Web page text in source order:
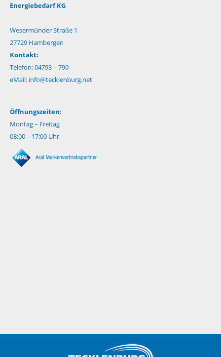
Energiebedarf KG
Wesermünder Straße 1
27729 Hambergen
Kontakt:
Telefon: 04793 – 790
eMail: info@tecklenburg.net
Öffnungszeiten:
Montag – Freitag
08:00 – 17:00 Uhr